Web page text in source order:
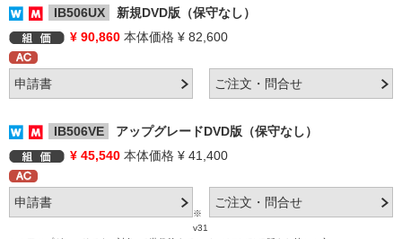
IB506UX
新規DVD版（保守なし）
¥ 90,860 本体価格 ¥ 82,600
IB506VE
アップグレードDVD版（保守なし）
¥ 45,540 本体価格 ¥ 41,400
※
v31